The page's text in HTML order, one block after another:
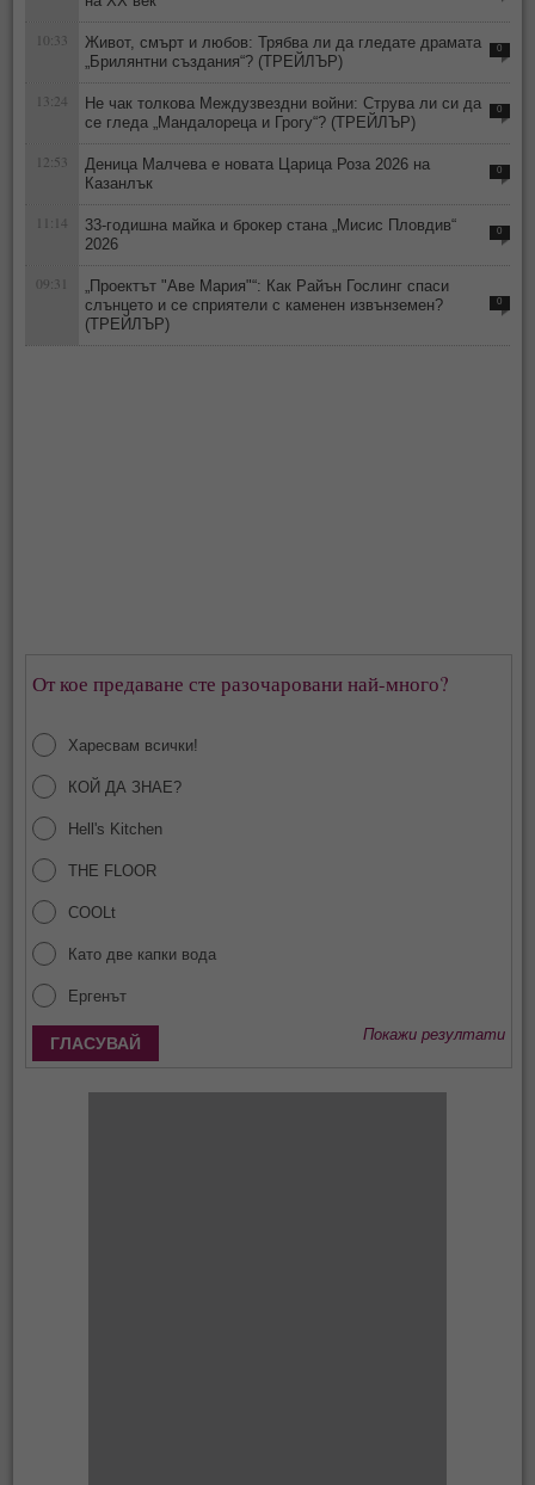
10:33
Живот, смърт и любов: Трябва ли да гледате драмата
„Брилянтни създания“? (ТРЕЙЛЪР)
0
13:24
Не чак толкова Междузвездни войни: Струва ли си да
се гледа „Мандалореца и Грогу“? (ТРЕЙЛЪР)
0
12:53
Деница Малчева е новата Царица Роза 2026 на
Казанлък
0
11:14
33-годишна майка и брокер стана „Мисис Пловдив“
2026
0
09:31
„Проектът "Аве Мария"“: Как Райън Гослинг спаси
слънцето и се сприятели с каменен извънземен?
(ТРЕЙЛЪР)
0
От кое предаване сте разочаровани най-много?
Харесвам всички!
КОЙ ДА ЗНАЕ?
Hell's Kitchen
THE FLOOR
COOLt
Като две капки вода
Ергенът
Покажи резултати